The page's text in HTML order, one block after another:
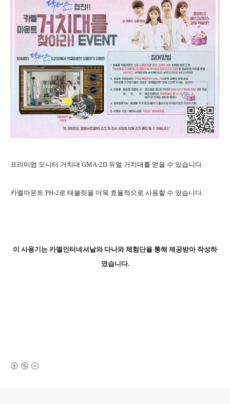
프리미엄 모니터 거치대 GMA-2D 듀얼 거치대를 얻을 수 있습니다.
카멜마운트 PH-2로 태블릿을 더욱 효율적으로 사용할 수 있습니다.
이 사용기는 카멜인터네셔날와 다나와 체험단을 통해 제공받아 작성하
였습니다.